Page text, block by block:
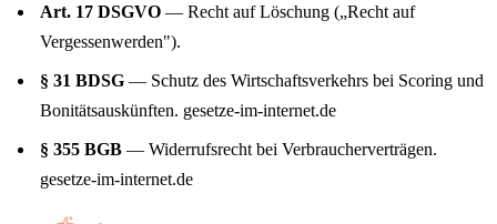
Art. 17 DSGVO — Recht auf Löschung („Recht auf
Vergessenwerden").
§ 31 BDSG — Schutz des Wirtschaftsverkehrs bei Scoring und
Bonitätsauskünften. gesetze-im-internet.de
§ 355 BGB — Widerrufsrecht bei Verbraucherverträgen.
gesetze-im-internet.de